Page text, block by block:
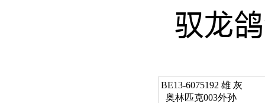
BE13-6075192 雄 灰
  奥林匹克003外孙